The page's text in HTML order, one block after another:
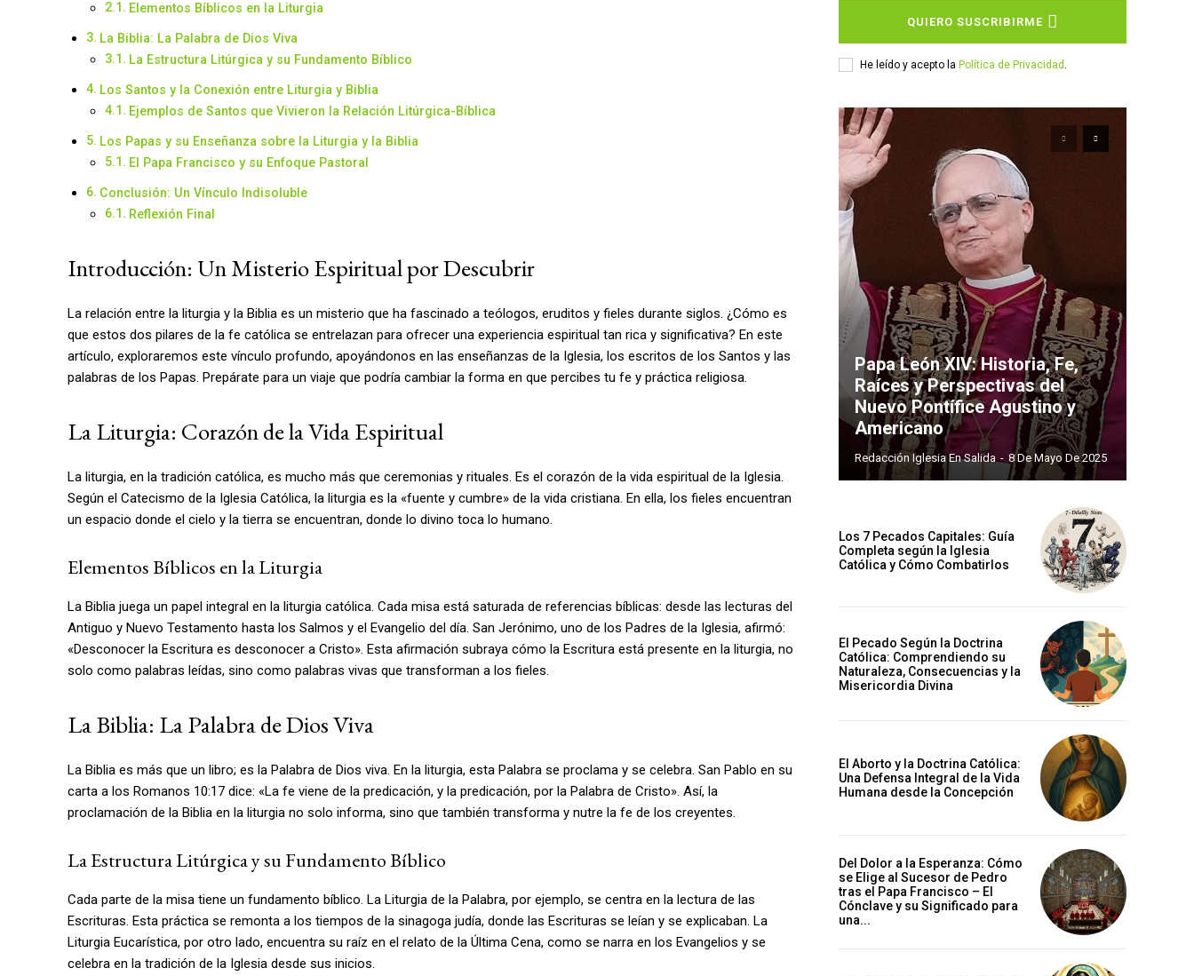
Elementos Bíblicos en la Liturgia
La Biblia: La Palabra de Dios Viva
La Estructura Litúrgica y su Fundamento Bíblico
Los Santos y la Conexión entre Liturgia y Biblia
Ejemplos de Santos que Vivieron la Relación Litúrgica-Bíblica
Los Papas y su Enseñanza sobre la Liturgia y la Biblia
El Papa Francisco y su Enfoque Pastoral
Conclusión: Un Vínculo Indisoluble
Reflexión Final
Introducción: Un Misterio Espiritual por Descubrir
La relación entre la liturgia y la Biblia es un misterio que ha fascinado a teólogos, eruditos y fieles durante siglos. ¿Cómo es
que estos dos pilares de la fe católica se entrelazan para ofrecer una experiencia espiritual tan rica y significativa? En este
artículo, exploraremos este vínculo profundo, apoyándonos en las enseñanzas de la Iglesia, los escritos de los Santos y las
palabras de los Papas. Prepárate para un viaje que podría cambiar la forma en que percibes tu fe y práctica religiosa.
La Liturgia: Corazón de la Vida Espiritual
La liturgia, en la tradición católica, es mucho más que ceremonias y rituales. Es el corazón de la vida espiritual de la Iglesia.
Según el Catecismo de la Iglesia Católica, la liturgia es la «fuente y cumbre» de la vida cristiana. En ella, los fieles encuentran
un espacio donde el cielo y la tierra se encuentran, donde lo divino toca lo humano.
Elementos Bíblicos en la Liturgia
La Biblia juega un papel integral en la liturgia católica. Cada misa está saturada de referencias bíblicas: desde las lecturas del
Antiguo y Nuevo Testamento hasta los Salmos y el Evangelio del día. San Jerónimo, uno de los Padres de la Iglesia, afirmó:
«Desconocer la Escritura es desconocer a Cristo». Esta afirmación subraya cómo la Escritura está presente en la liturgia, no
solo como palabras leídas, sino como palabras vivas que transforman a los fieles.
La Biblia: La Palabra de Dios Viva
La Biblia es más que un libro; es la Palabra de Dios viva. En la liturgia, esta Palabra se proclama y se celebra. San Pablo en su
carta a los Romanos 10:17 dice: «La fe viene de la predicación, y la predicación, por la Palabra de Cristo». Así, la
proclamación de la Biblia en la liturgia no solo informa, sino que también transforma y nutre la fe de los creyentes.
La Estructura Litúrgica y su Fundamento Bíblico
Cada parte de la misa tiene un fundamento bíblico. La Liturgia de la Palabra, por ejemplo, se centra en la lectura de las
Escrituras. Esta práctica se remonta a los tiempos de la sinagoga judía, donde las Escrituras se leían y se explicaban. La
Liturgia Eucarística, por otro lado, encuentra su raíz en el relato de la Última Cena, como se narra en los Evangelios y se
celebra en la tradición de la Iglesia desde sus inicios.
QUIERO SUSCRIBIRME
He leído y acepto la Política de Privacidad
Papa León XIV: Historia, Fe,
Raíces y Perspectivas del
Nuevo Pontífice Agustino y
Americano
Redacción Iglesia En Salida - 8 De Mayo De 2025
Los 7 Pecados Capitales: Guía
Completa según la Iglesia
Católica y Cómo Combatirlos
El Pecado Según la Doctrina
Católica: Comprendiendo su
Naturaleza, Consecuencias y la
Misericordia Divina
El Aborto y la Doctrina Católica:
Una Defensa Integral de la Vida
Humana desde la Concepción
Del Dolor a la Esperanza: Cómo
se Elige al Sucesor de Pedro
tras el Papa Francisco – El
Cónclave y su Significado para
una...